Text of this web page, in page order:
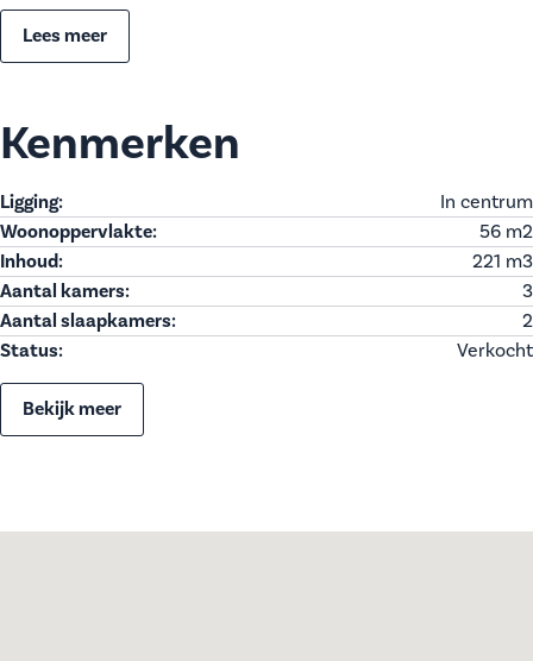
Lees meer
Kenmerken
Ligging:
In centrum
Woonoppervlakte:
56 m2
Inhoud:
221 m3
Aantal kamers:
3
Aantal slaapkamers:
2
Status:
Verkocht
Bekijk meer